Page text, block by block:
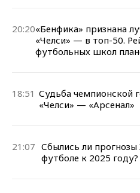
20:20«Бенфика» признана
«Челси» — в топ-50.
футбольных школ
18:51 Судьба чемпионской
«Челси» — «Арсенал»
21:07 Сбылись ли прогнозы
футболе к 2025 году?